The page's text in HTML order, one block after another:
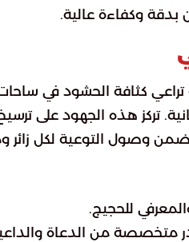
وكفاءة عالية.
كثافة الحشود في
تركز هذه الجهود على
وصول التوعية لكل
للحجيج.
متخصصة من الدعاة